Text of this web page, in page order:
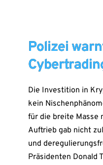
Polizei
Die Investition in
kein
für die breite Masse
Auftrieb gab nicht
und
Präsidenten Donald